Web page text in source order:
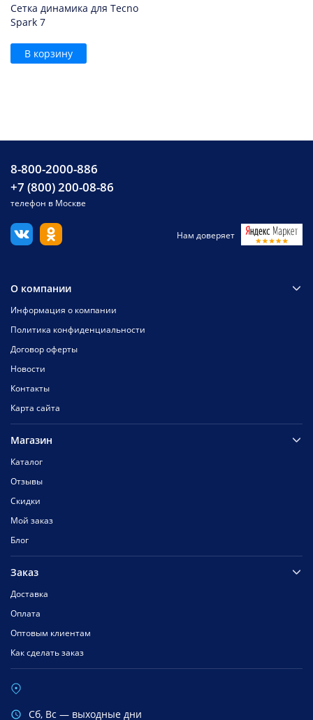
Сетка динамика для Tecno
Spark 7
В корзину
8-800-2000-886
+7 (800) 200-08-86
телефон в Москве
Нам доверяет
О компании
Информация о компании
Политика конфиденциальности
Договор оферты
Новости
Контакты
Карта сайта
Магазин
Каталог
Отзывы
Скидки
Мой заказ
Блог
Заказ
Доставка
Оплата
Оптовым клиентам
Как сделать заказ
Cб, Вс — выходные дни